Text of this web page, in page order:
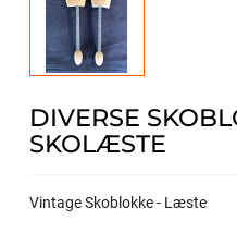
DIVERSE
SKOLÆSTE
Vintage Skoblokke - Læste